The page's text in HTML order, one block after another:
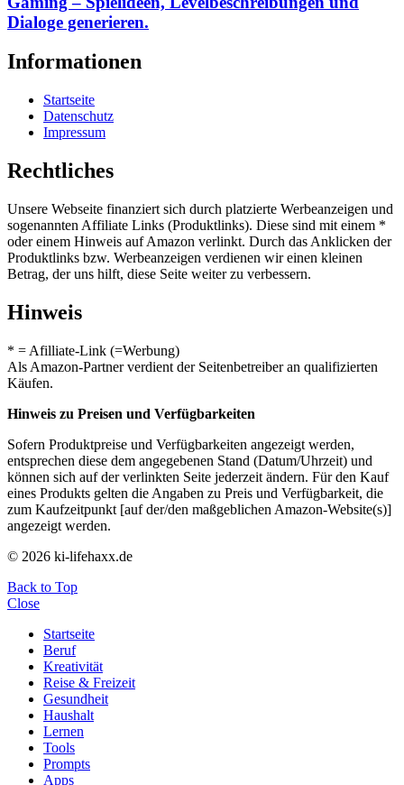
Dialoge generieren.
Informationen
Startseite
Datenschutz
Impressum
Rechtliches
Unsere Webseite finanziert sich durch platzierte Werbeanzeigen und
sogenannten Affiliate Links (Produktlinks). Diese sind mit einem *
oder einem Hinweis auf Amazon verlinkt. Durch das Anklicken der
Produktlinks bzw. Werbeanzeigen verdienen wir einen kleinen
Betrag, der uns hilft, diese Seite weiter zu verbessern.
Hinweis
* = Afilliate-Link (=Werbung)
Als Amazon-Partner verdient der Seitenbetreiber an qualifizierten
Käufen.
Hinweis zu Preisen und Verfügbarkeiten
Sofern Produktpreise und Verfügbarkeiten angezeigt werden,
entsprechen diese dem angegebenen Stand (Datum/Uhrzeit) und
können sich auf der verlinkten Seite jederzeit ändern. Für den Kauf
eines Produkts gelten die Angaben zu Preis und Verfügbarkeit, die
zum Kaufzeitpunkt [auf der/den maßgeblichen Amazon-Website(s)]
angezeigt werden.
© 2026 ki-lifehaxx.de
Back to Top
Close
Startseite
Beruf
Kreativität
Reise & Freizeit
Gesundheit
Haushalt
Lernen
Tools
Prompts
Apps